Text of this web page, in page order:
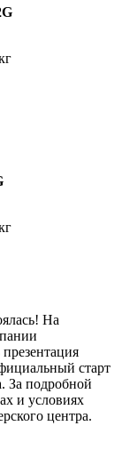
На
старт
За подробной
и условиях
центра.